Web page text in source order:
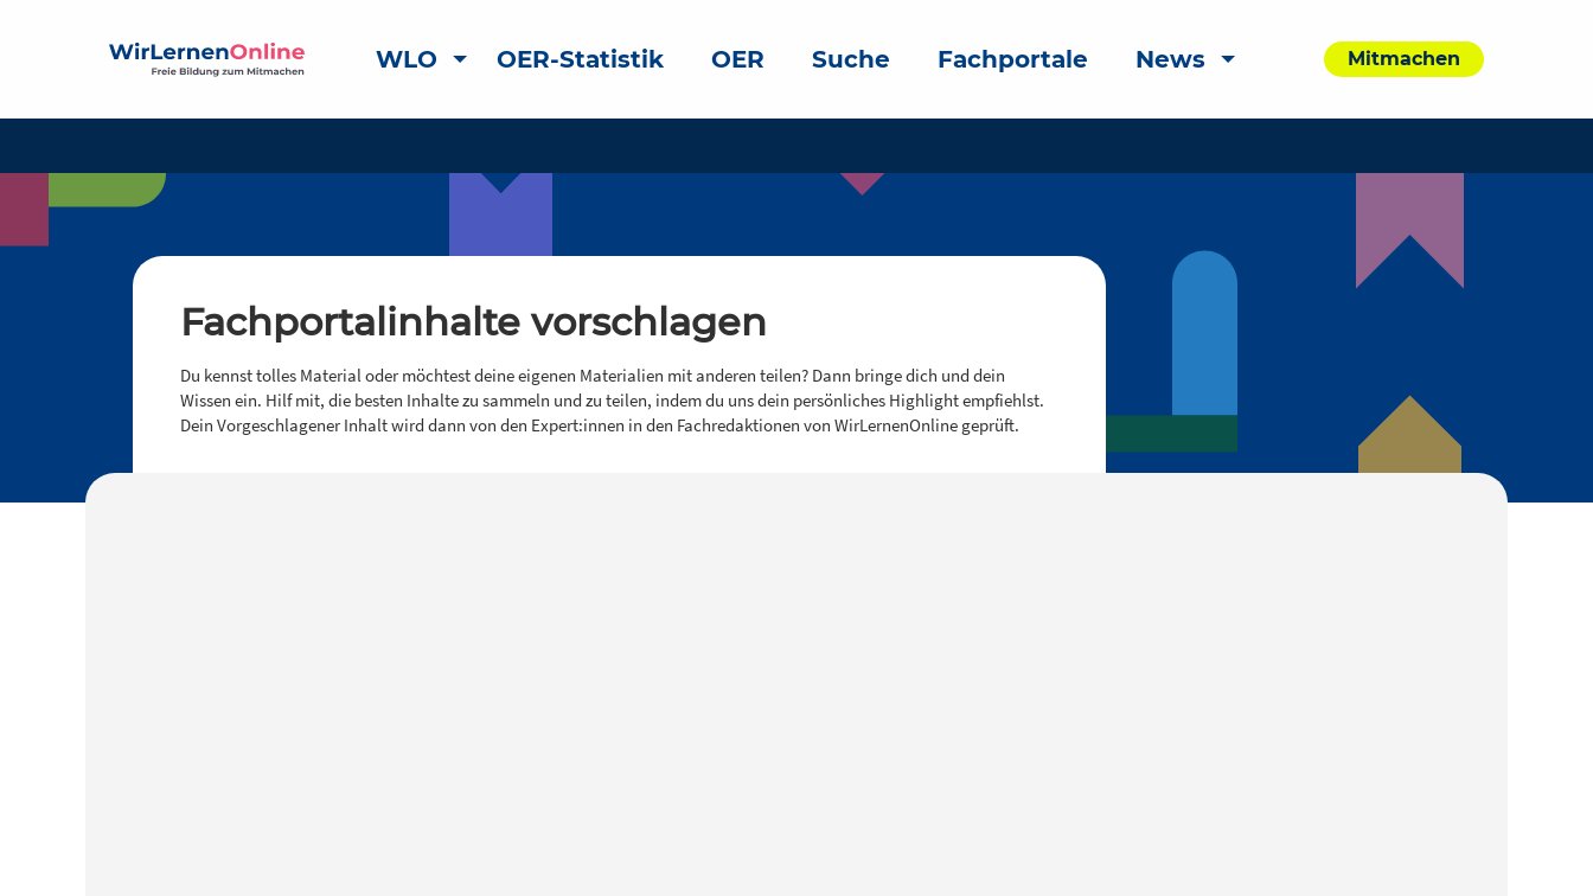
WLO OER-Statistik OER Suche Fachportale News Mitmachen
Fachportalinhalte vorschlagen
Du kennst tolles Material oder möchtest deine eigenen Materialien mit anderen teilen? Dann bringe dich und dein
Wissen ein. Hilf mit, die besten Inhalte zu sammeln und zu teilen, indem du uns dein persönliches Highlight empfiehlst.
Dein Vorgeschlagener Inhalt wird dann von den Expert:innen in den Fachredaktionen von WirLernenOnline geprüft.